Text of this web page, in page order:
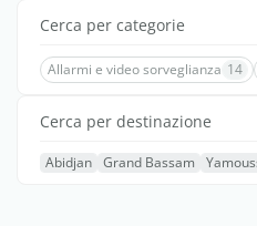
Cerca per categorie
Allarmi e video sorveglianza 14
Cerca per destinazione
Abidjan Grand Bassam